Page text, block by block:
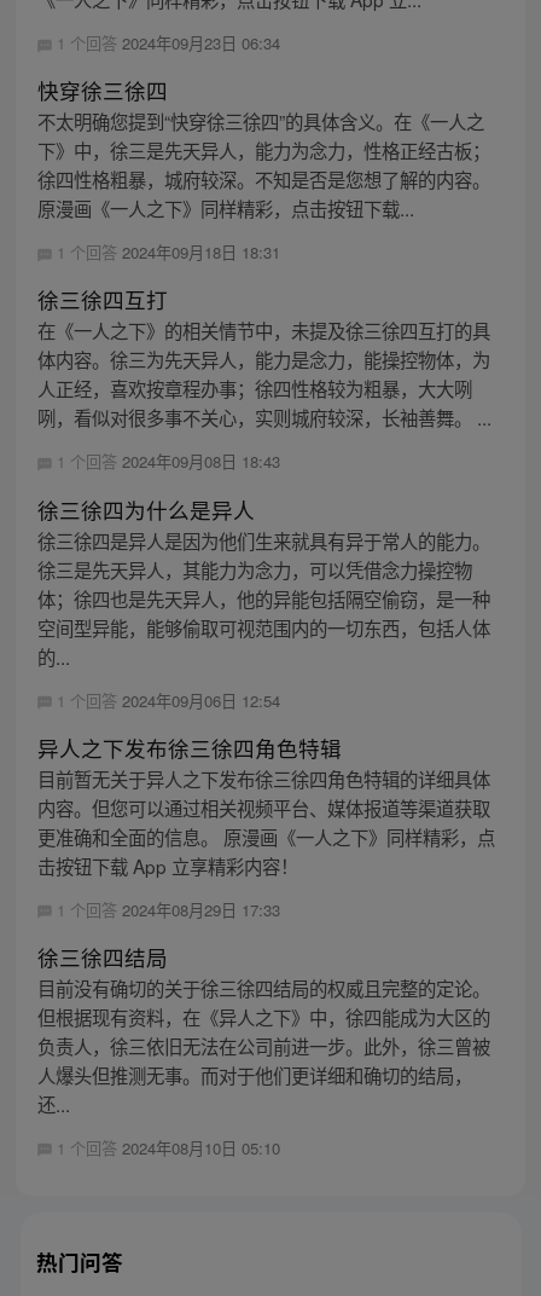
1 个回答 2024年09月23日 06:34
快穿徐三徐四
不太明确您提到“快穿徐三徐四”的具体含义。在《一人之
下》中，徐三是先天异人，能力为念力，性格正经古板；
徐四性格粗暴，城府较深。不知是否是您想了解的内容。
原漫画《一人之下》同样精彩，点击按钮下载...
1 个回答 2024年09月18日 18:31
徐三徐四互打
在《一人之下》的相关情节中，未提及徐三徐四互打的具
体内容。徐三为先天异人，能力是念力，能操控物体，为
人正经，喜欢按章程办事；徐四性格较为粗暴，大大咧
咧，看似对很多事不关心，实则城府较深，长袖善舞。 ...
1 个回答 2024年09月08日 18:43
徐三徐四为什么是异人
徐三徐四是异人是因为他们生来就具有异于常人的能力。
徐三是先天异人，其能力为念力，可以凭借念力操控物
体；徐四也是先天异人，他的异能包括隔空偷窃，是一种
空间型异能，能够偷取可视范围内的一切东西，包括人体
的...
1 个回答 2024年09月06日 12:54
异人之下发布徐三徐四角色特辑
目前暂无关于异人之下发布徐三徐四角色特辑的详细具体
内容。但您可以通过相关视频平台、媒体报道等渠道获取
更准确和全面的信息。 原漫画《一人之下》同样精彩，点
击按钮下载 App 立享精彩内容！
1 个回答 2024年08月29日 17:33
徐三徐四结局
目前没有确切的关于徐三徐四结局的权威且完整的定论。
但根据现有资料，在《异人之下》中，徐四能成为大区的
负责人，徐三依旧无法在公司前进一步。此外，徐三曾被
人爆头但推测无事。而对于他们更详细和确切的结局，
还...
1 个回答 2024年08月10日 05:10
热门问答